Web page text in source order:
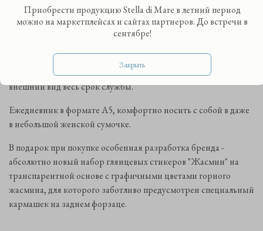
Ежедневник украшен золотым тиснением, выразительные
элементы обложки покрыты объемным УФ-лаком и
переливаются в лучах света.
Дополнен плотной текстильной лентой-закладкой с
термозапайкой среза, которая сохранит свой идеальный
внешний вид весь срок службы.
Ежедневник в формате А5, комфортно носить с собой в даже
в небольшой женской сумочке.
В подарок при покупке особенная разработка бренда -
абсолютно новый набор глянцевых стикеров "Жасмин" на
транспарентной основе с графичными цветами горного
жасмина, для которого заботливо предусмотрен специальный
кармашек на заднем форзаце.
Приобрести продукцию Stella di Mare в летний период
можно на маркетплейсах и сайтах партнеров. До встречи в
сентябре!
Закрыть